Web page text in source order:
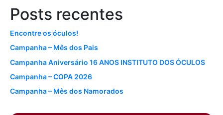
Posts recentes
Encontre os óculos!
Campanha – Mês dos Pais
Campanha Aniversário 16 ANOS INSTITUTO DOS ÓCULOS
Campanha – COPA 2026
Campanha – Mês dos Namorados